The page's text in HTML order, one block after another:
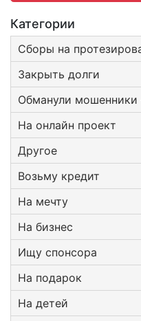
Категории
Сборы на
Закрыть долги
Обманули мошенники
На онлайн проект
Другое
Возьму кредит
На мечту
На бизнес
Ищу спонсора
На подарок
На детей